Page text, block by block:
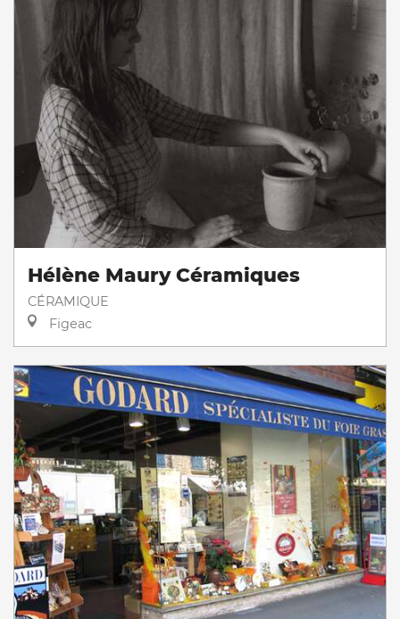
Hélène Maury Céramiques
CÉRAMIQUE
Figeac